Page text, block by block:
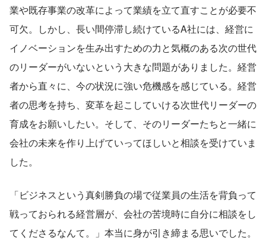
業や既存事業の改革によって業績を立て直すことが必要不
可欠。しかし、長い間停滞し続けているA社には、経営に
イノベーションを生み出すための力と気概のある次の世代
のリーダーがいないという大きな問題がありました。経営
者から直々に、今の状況に強い危機感を感じている。経営
者の思考を持ち、変革を起こしていける次世代リーダーの
育成をお願いしたい。そして、そのリーダーたちと一緒に
会社の未来を作り上げていってほしいと相談を受けていま
した。
「ビジネスという真剣勝負の場で従業員の生活を背負って
戦っておられる経営層が、会社の苦境時に自分に相談をし
てくださるなんて。」本当に身が引き締まる思いでした。